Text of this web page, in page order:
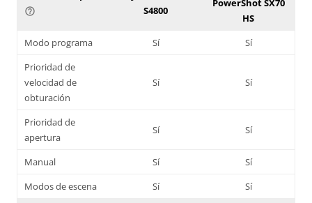
help_outline
S4800
PowerShot SX70
HS
Modo programa
Sí
Sí
Prioridad de
velocidad de
obturación
Sí Sí
Prioridad de
apertura
Sí Sí
Manual Sí
Sí
Modos de escena
Sí Sí